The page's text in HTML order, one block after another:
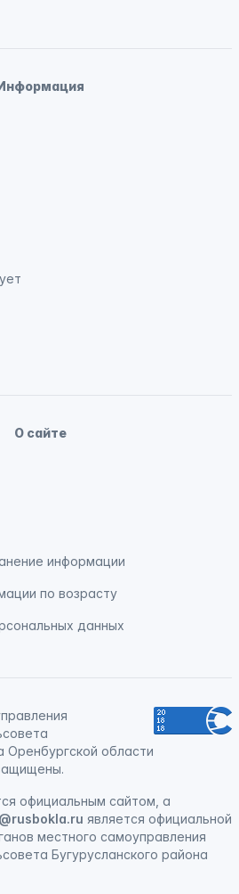
О сайте
информации
по возрасту
данных
Оренбургской области
официальным сайтом, а
является официальной
местного самоуправления
Бугурусланского района